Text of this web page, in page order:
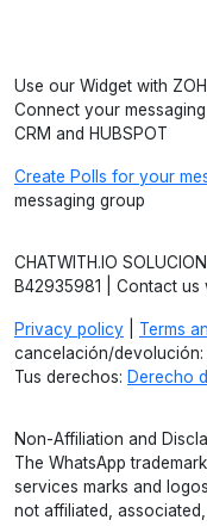
Use our Widget with
Connect your
CRM and HUBSPOT
Create Polls for your
messaging group
CHATWITH.IO
B42935981 | Contact us
Privacy policy Terms
cancelación/devolución:
Tus derechos: Derecho
Non-Affiliation and
The WhatsApp
services marks and
not affiliated,